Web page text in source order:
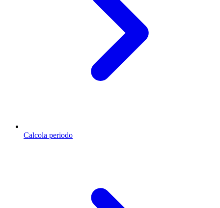
Calcola periodo